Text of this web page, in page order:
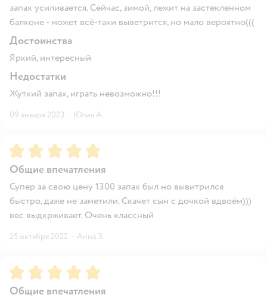
запах усиливается. Сейчас, зимой, лежит на застекленном
балконе - может всё-таки выветрится, но мало вероятно(((
Достоинства
Яркий, интересный
Недостатки
Жуткий запах, играть невозможно!!!
09 января 2023 · Юлия А.
Рейтинг:5
Общие впечатления
Супер за свою цену 1300 запах был но вывитрился
быстро, даже не заметили. Скачет сын с дочкой вдвоём)))
вес выдкрживает. Очень классный
25 октября 2022 · Анна З.
Рейтинг:5
Общие впечатления